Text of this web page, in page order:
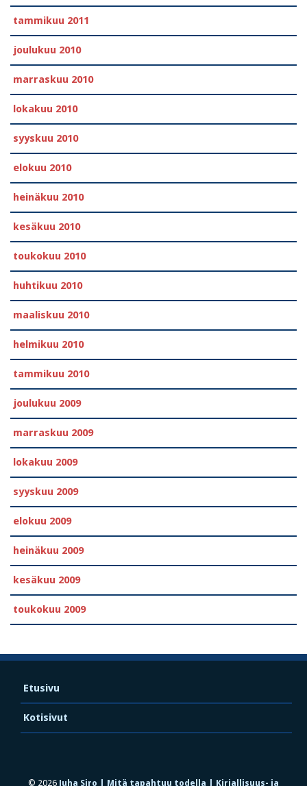
tammikuu 2011
joulukuu 2010
marraskuu 2010
lokakuu 2010
syyskuu 2010
elokuu 2010
heinäkuu 2010
kesäkuu 2010
toukokuu 2010
huhtikuu 2010
maaliskuu 2010
helmikuu 2010
tammikuu 2010
joulukuu 2009
marraskuu 2009
lokakuu 2009
syyskuu 2009
elokuu 2009
heinäkuu 2009
kesäkuu 2009
toukokuu 2009
Etusivu
Kotisivut
© 2026 Juha Siro | Mitä tapahtuu todella | Kirjallisuus- ja